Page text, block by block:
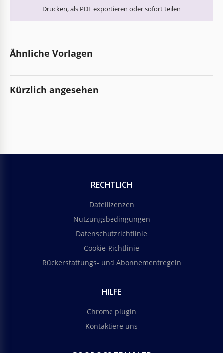
Drucken, als PDF exportieren oder sofort teilen
Ähnliche Vorlagen
Kürzlich angesehen
RECHTLICH
Dateilizenzen
Nutzungsbedingungen
Datenschutzrichtlinie
Cookie-Richtlinie
Rückerstattungs- und Abonnementregeln
HILFE
Chrome plugin
Kontaktiere uns